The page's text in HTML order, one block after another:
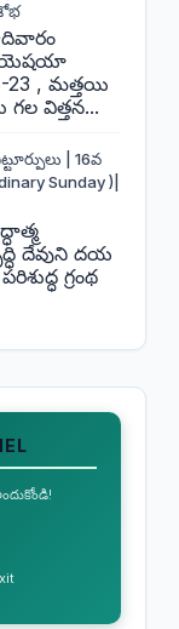
యెషయా
23 , మత్తయి
విత్తన...
| 16వ
Sunday )|
దేవుని దయ
గ్రంథ